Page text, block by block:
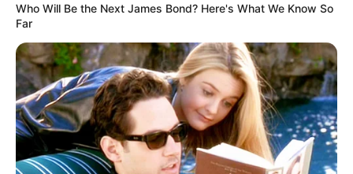
Who Will Be the Next James Bond? Here's What We Know So
Far